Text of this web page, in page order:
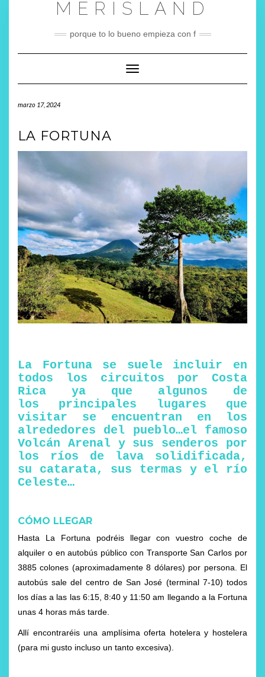
MERISLAND
porque to lo bueno empieza con f
Cambiar modo de navegación
marzo 17, 2024
LA FORTUNA
La Fortuna se suele incluir en
todos los circuitos por Costa
Rica ya que algunos de
los principales lugares que
visitar se encuentran en los
alrededores del pueblo…el famoso
Volcán Arenal y sus senderos por
los ríos de lava solidificada,
su catarata, sus termas y el río
Celeste…
CÓMO LLEGAR
Hasta La Fortuna podréis llegar con vuestro coche de
alquiler o en autobús público con Transporte San Carlos por
3885 colones (aproximadamente 8 dólares) por persona. El
autobús sale del centro de San José (terminal 7-10) todos
los días a las las 6:15, 8:40 y 11:50 am llegando a la Fortuna
unas 4 horas más tarde.
Allí encontraréis una amplísima oferta hotelera y hostelera
(para mi gusto incluso un tanto excesiva).